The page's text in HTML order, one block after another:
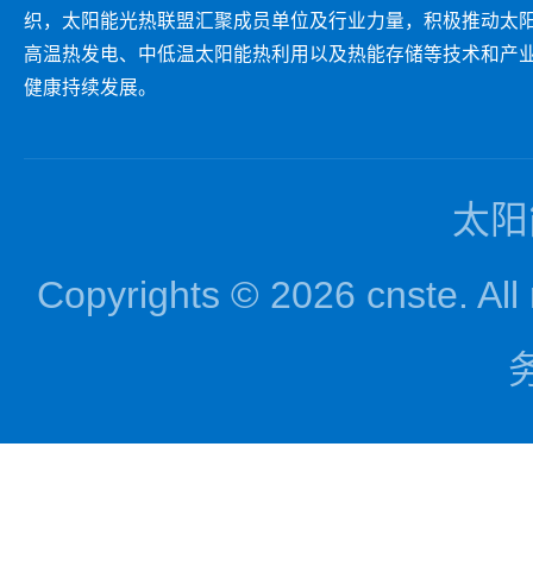
织，太阳能光热联盟汇聚成员单位及行业力量，积极推动太
高温热发电、中低温太阳能热利用以及热能存储等技术和产
健康持续发展。
太
Copyrights © 2026 cnste. All